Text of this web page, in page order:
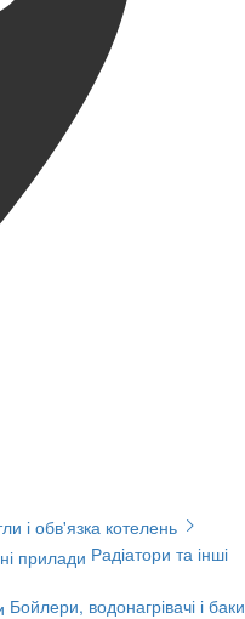
і обв'язка котелень
Радіатори та інші
Бойлери, водонагрівачі і баки